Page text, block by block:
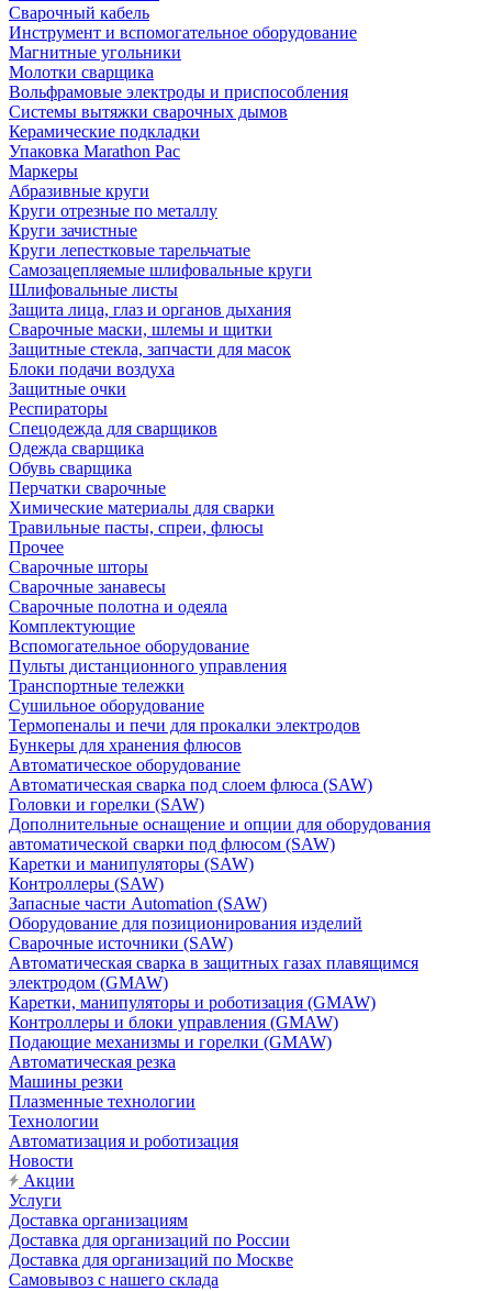
Сварочный кабель
Инструмент и вспомогательное оборудование
Магнитные угольники
Молотки сварщика
Вольфрамовые электроды и приспособления
Системы вытяжки сварочных дымов
Керамические подкладки
Упаковка Marathon Pac
Маркеры
Абразивные круги
Круги отрезные по металлу
Круги зачистные
Круги лепестковые тарельчатые
Самозацепляемые шлифовальные круги
Шлифовальные листы
Защита лица, глаз и органов дыхания
Сварочные маски, шлемы и щитки
Защитные стекла, запчасти для масок
Блоки подачи воздуха
Защитные очки
Респираторы
Спецодежда для сварщиков
Одежда сварщика
Обувь сварщика
Перчатки сварочные
Химические материалы для сварки
Травильные пасты, спреи, флюсы
Прочее
Сварочные шторы
Сварочные занавесы
Сварочные полотна и одеяла
Комплектующие
Вспомогательное оборудование
Пульты дистанционного управления
Транспортные тележки
Сушильное оборудование
Термопеналы и печи для прокалки электродов
Бункеры для хранения флюсов
Автоматическое оборудование
Автоматическая сварка под слоем флюса (SAW)
Головки и горелки (SAW)
Дополнительные оснащение и опции для оборудования
автоматической сварки под флюсом (SAW)
Каретки и манипуляторы (SAW)
Контроллеры (SAW)
Запасные части Automation (SAW)
Оборудование для позиционирования изделий
Сварочные источники (SAW)
Автоматическая сварка в защитных газах плавящимся
электродом (GMAW)
Каретки, манипуляторы и роботизация (GMAW)
Контроллеры и блоки управления (GMAW)
Подающие механизмы и горелки (GMAW)
Автоматическая резка
Машины резки
Плазменные технологии
Технологии
Автоматизация и роботизация
Новости
Акции
Услуги
Доставка организациям
Доставка для организаций по России
Доставка для организаций по Москве
Самовывоз с нашего склада